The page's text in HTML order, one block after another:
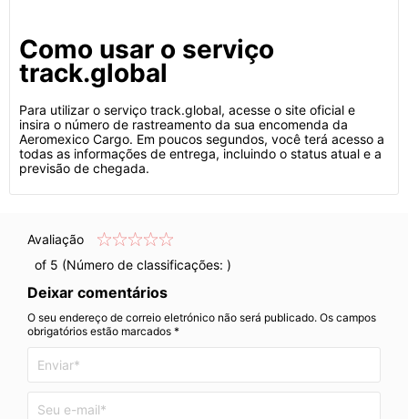
Como usar o serviço
track.global
Para utilizar o serviço track.global, acesse o site oficial e
insira o número de rastreamento da sua encomenda da
Aeromexico Cargo. Em poucos segundos, você terá acesso a
todas as informações de entrega, incluindo o status atual e a
previsão de chegada.
Avaliação
of 5 (Número de classificações: )
Deixar comentários
O seu endereço de correio eletrónico não será publicado. Os campos
obrigatórios estão marcados *